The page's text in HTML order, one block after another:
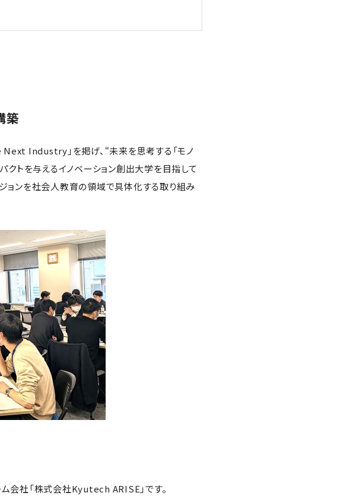
築
Industry」を掲げ、“未来を思考する「モノ
クトを与えるイノベーション創出大学を目指して
ジョンを社会人教育の領域で具体化する取り組み
会社「株式会社Kyutech ARISE」です。